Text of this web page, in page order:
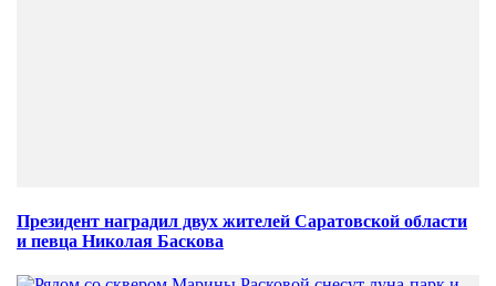
Президент наградил двух жителей Саратовской области
и певца Николая Баскова